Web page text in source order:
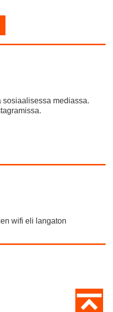
mediassa.
wifi eli langaton